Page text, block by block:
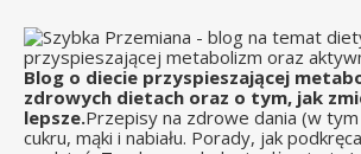
Blog o diecie przyspieszającej
zdrowych dietach oraz o tym, jak
lepsze.Przepisy na zdrowe dania (w tym
cukru, mąki i nabiału. Porady, jak